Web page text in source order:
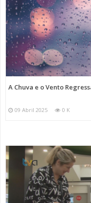
A Chuva e o Vento
09 Abril 2025 0 K